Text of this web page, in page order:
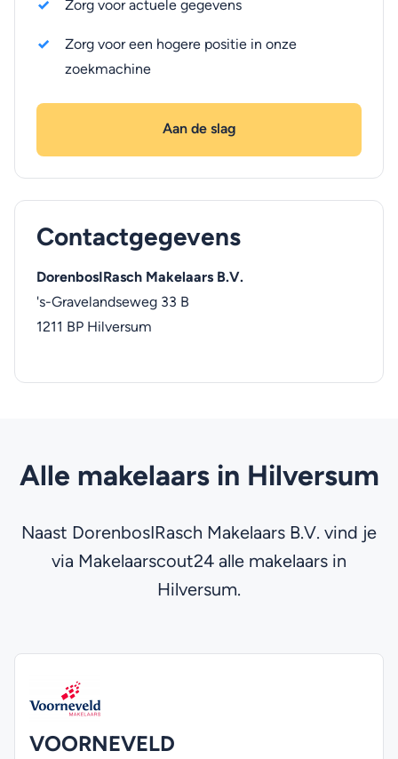
Zorg voor actuele gegevens
Zorg voor een hogere positie in onze
zoekmachine
Aan de slag
Contactgegevens
DorenbosIRasch Makelaars B.V.
's-Gravelandseweg 33 B
1211 BP Hilversum
Alle makelaars in Hilversum
Naast DorenbosIRasch Makelaars B.V. vind je
via Makelaarscout24 alle makelaars in
Hilversum.
VOORNEVELD